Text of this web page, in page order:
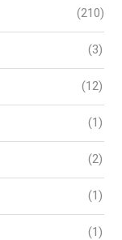
(210)
(3)
(12)
(1)
(2)
(1)
(1)